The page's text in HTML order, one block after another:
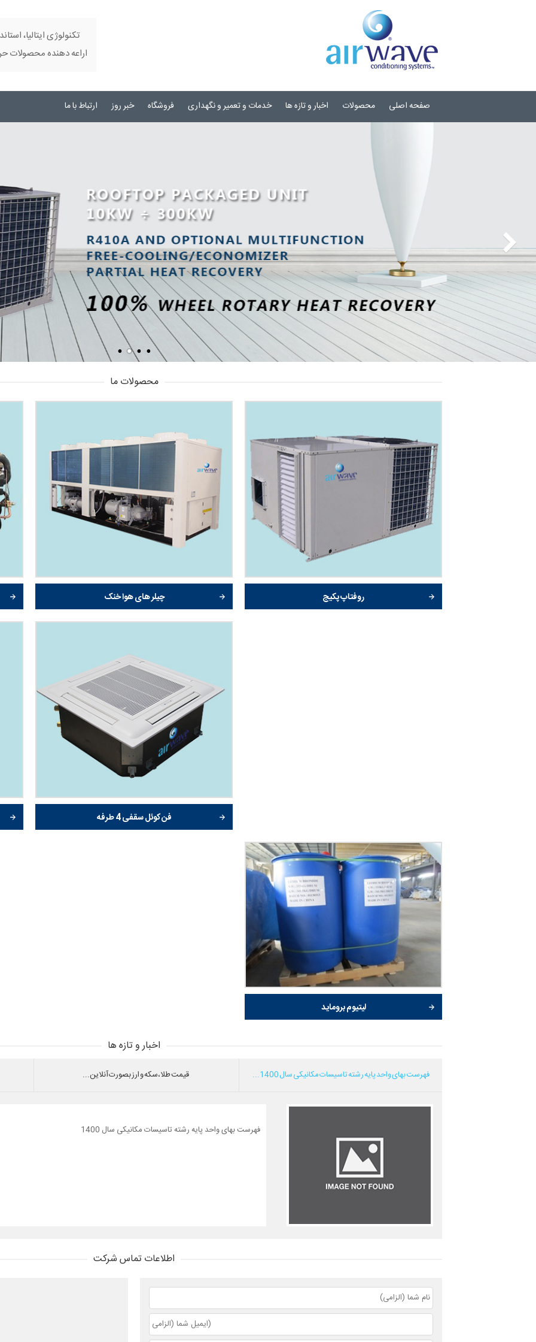
تکنولوژی ایتالیا،
اراعه دهنده محصولات
صفحه اصلی محصولات اخبار و تازه ها خدمات و تعمیر و نگهداری فروشگاه خبر روز ارتباط با ما
محصولات ما
روفتاپ پکیج چیلر های هوا خنک
فن کوئل سقفی 4 طرفه
لیتیوم بروماید
اخبار و تازه ها
فهرست بهای واحد پایه رشته تاسیسات مکانیکی سال 1400... قیمت طلا،سکه و ارز بصورت آنلاین...
فهرست بهای واحد پایه رشته تاسیسات مکانیکی سال 1400
اطلاعات تماس شرکت